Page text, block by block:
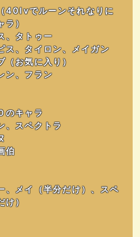
40lvでルーンそれなりに
）
、タトゥー
ス、タイロン、メイガン
（お気に入り）
ン、フラン
のキャラ
、スペクトラ
伯
、メイ（半分だけ）、スペ
）